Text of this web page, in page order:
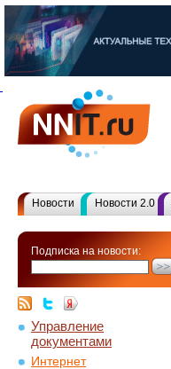
Новости Новости 2.0
Подписка на новости:
Управление
документами
Интернет